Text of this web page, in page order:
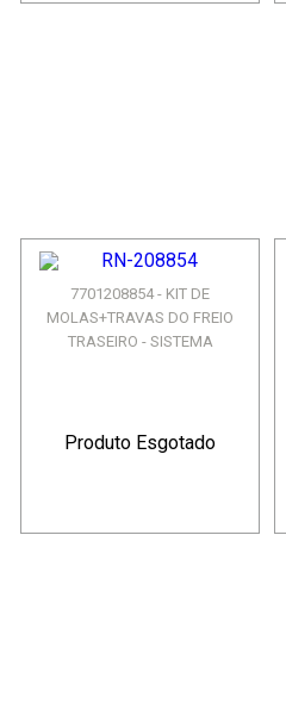
7701208854 - KIT DE
MOLAS+TRAVAS DO FREIO
TRASEIRO - SISTEMA
Produto Esgotado